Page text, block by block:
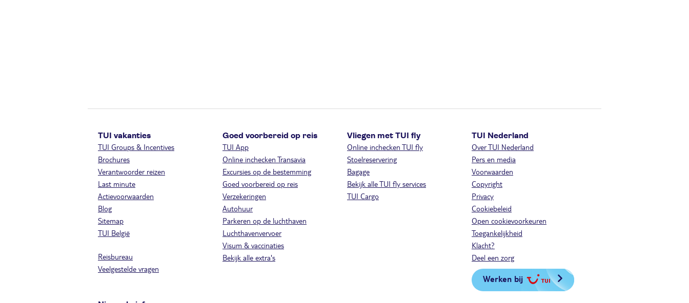
TUI vakanties
TUI Groups & Incentives
Brochures
Verantwoorder reizen
Last minute
Actievoorwaarden
Blog
Sitemap
TUI België
Reisbureau
Veelgestelde vragen
Goed voorbereid op reis
TUI App
Online inchecken Transavia
Excursies op de bestemming
Goed voorbereid op reis
Verzekeringen
Autohuur
Parkeren op de luchthaven
Luchthavenvervoer
Visum & vaccinaties
Bekijk alle extra's
Vliegen met TUI fly
Online inchecken TUI fly
Stoelreservering
Bagage
Bekijk alle TUI fly services
TUI Cargo
TUI Nederland
Over TUI Nederland
Pers en media
Voorwaarden
Copyright
Privacy
Cookiebeleid
Open cookievoorkeuren
Toegankelijkheid
Klacht?
Deel een zorg
Werken bij